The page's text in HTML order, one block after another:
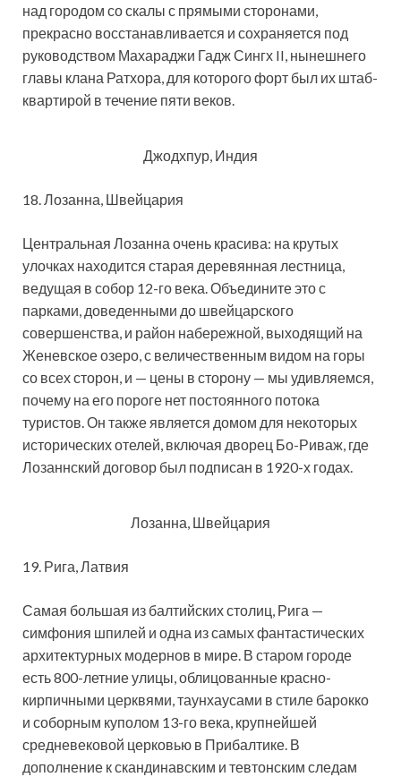
над городом со скалы с прямыми сторонами,
прекрасно восстанавливается и сохраняется под
руководством Махараджи Гадж Сингх II, нынешнего
главы клана Ратхора, для которого форт был их штаб-
квартирой в течение пяти веков.
Джодхпур, Индия
18. Лозанна, Швейцария
Центральная Лозанна очень красива: на крутых
улочках находится старая деревянная лестница,
ведущая в собор 12-го века. Объедините это с
парками, доведенными до швейцарского
совершенства, и район набережной, выходящий на
Женевское озеро, с величественным видом на горы
со всех сторон, и — цены в сторону — мы удивляемся,
почему на его пороге нет постоянного потока
туристов. Он также является домом для некоторых
исторических отелей, включая дворец Бо-Риваж, где
Лозаннский договор был подписан в 1920-х годах.
Лозанна, Швейцария
19. Рига, Латвия
Самая большая из балтийских столиц, Рига —
симфония шпилей и одна из самых фантастических
архитектурных модернов в мире. В старом городе
есть 800-летние улицы, облицованные красно-
кирпичными церквями, таунхаусами в стиле барокко
и соборным куполом 13-го века, крупнейшей
средневековой церковью в Прибалтике. В
дополнение к скандинавским и тевтонским следам